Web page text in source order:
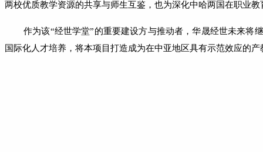
两校优质教学资源的共享与师生互鉴，也为深化中哈两国在职业
作为该“经世学堂”的重要建设方与推动者，华晟经世未来将
国际化人才培养，将本项目打造成为在中亚地区具有示范效应的